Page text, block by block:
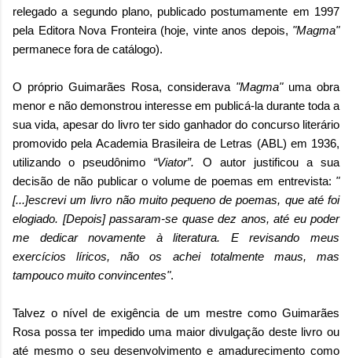
relegado a segundo plano, publicado postumamente em 1997
pela Editora Nova Fronteira (hoje, vinte anos depois, "Magma"
permanece fora de catálogo).
O próprio Guimarães Rosa, considerava "Magma" uma obra
menor e não demonstrou interesse em publicá-la durante toda a
sua vida, apesar do livro ter sido ganhador do concurso literário
promovido pela Academia Brasileira de Letras (ABL) em 1936,
utilizando o pseudônimo “Viator”. O autor justificou a sua
decisão de não publicar o volume de poemas em entrevista: "
[...]escrevi um livro não muito pequeno de poemas, que até foi
elogiado. [Depois] passaram-se quase dez anos, até eu poder
me dedicar novamente à literatura. E revisando meus
exercícios líricos, não os achei totalmente maus, mas
tampouco muito convincentes".
Talvez o nível de exigência de um mestre como Guimarães
Rosa possa ter impedido uma maior divulgação deste livro ou
até mesmo o seu desenvolvimento e amadurecimento como